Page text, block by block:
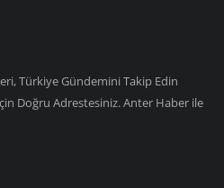
Türkiye Gündemini Takip Edin
Doğru Adrestesiniz. Anter Haber ile